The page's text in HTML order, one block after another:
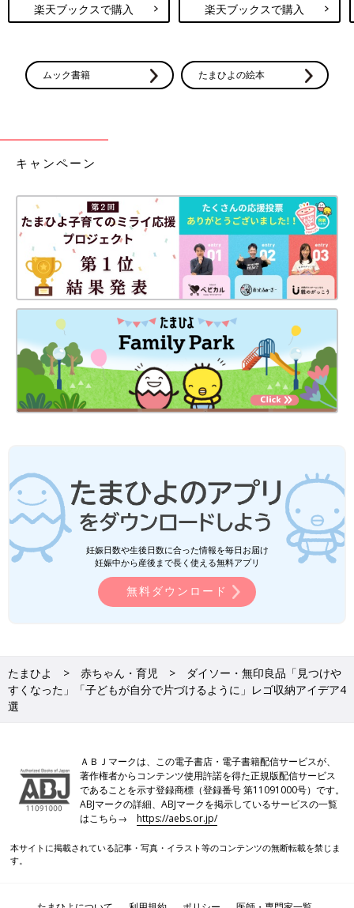
楽天ブックスで購入 楽天ブックスで購入
ムック書籍 たまひよの絵本
キャンペーン
妊娠日数や生後日数に合った情報を毎日お届け
妊娠中から産後まで長く使える無料アプリ
無料ダウンロード
たまひよ 赤ちゃん・育児
ダイソー・無印良品「見つけや
すくなった」「子どもが自分で片づけるように」レゴ収納アイデア4
選
ＡＢＪマークは、この電子書店・電子書籍配信サービスが、
著作権者からコンテンツ使用許諾を得た正規版配信サービス
であることを示す登録商標（登録番号 第11091000号）です。
ABJマークの詳細、ABJマークを掲示しているサービスの一覧
はこちら→https://aebs.or.jp/
本サイトに掲載されている記事・写真・イラスト等のコンテンツの無断転載を禁じま
す。